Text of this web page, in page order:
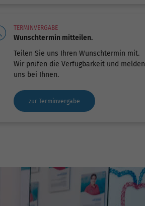
TERMINVERGABE
Wunschtermin mitteilen.
Teilen Sie uns Ihren Wunschtermin mit.
Wir prüfen die Verfügbarkeit und melden
uns bei Ihnen.
zur Terminvergabe